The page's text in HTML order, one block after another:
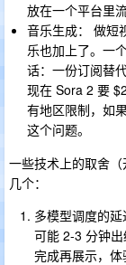
放在一个平台里
音乐生成： 做短
乐也加上了。一
话：一份订阅替
现在 Sora 2 要
有地区限制，如
这个问题。
一些技术上的取舍
几个：
多模型调度的
可能 2-3 分钟
完成再展示，